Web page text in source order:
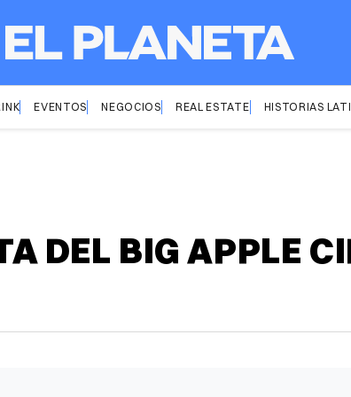
EVENTOS NEGOCIOS REAL ESTATE HISTORIAS
DEL BIG APPLE